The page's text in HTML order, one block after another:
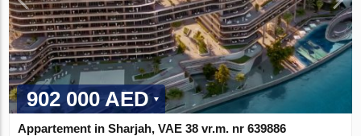
902 000 AED
Appartement in Sharjah, VAE 38 vr.m. nr 639886